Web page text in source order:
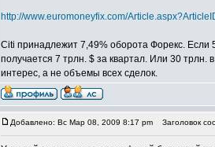
http://www.euromoneyfix.com/
Citi принадлежит 7,49% оборота Форекс. Если
получается 7 трлн. $ за квартал. Или 30
интерес, а не объемы всех сделок.
Добавлено: Вс Мар 08, 2009 8:17 pm Заголовок